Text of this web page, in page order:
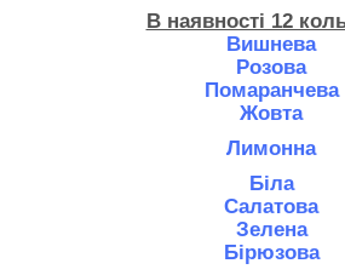
В наявності 12
Вишнева
Розова
Помаранчева
Жовта
Лимонна
Біла
Салатова
Зелена
Бірюзова